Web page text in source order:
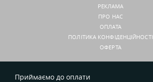
РЕКЛАМА
ПРО НАС
ОПЛАТА
ПОЛІТИКА КОНФІДЕНЦІЙНОСТІ
ОФЕРТА
Приймаємо до оплати